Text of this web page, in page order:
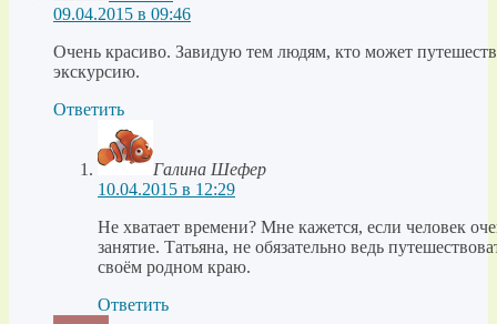
09.04.2015 в 09:46
Очень красиво. Завидую тем людям, кто может
экскурсию.
Ответить
Галина Шефер
10.04.2015 в 12:29
Не хватает времени? Мне кажется, если человек
занятие. Татьяна, не обязательно ведь
своём родном краю.
Ответить